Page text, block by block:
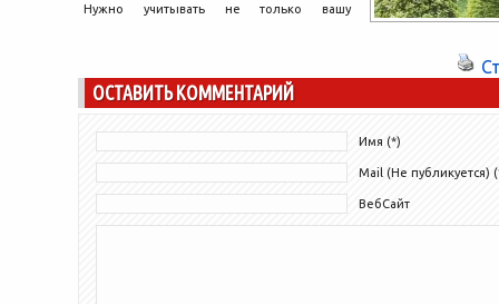
Нужно учитывать не только вашу
ОСТАВИТЬ КОММЕНТАРИЙ
Имя (*)
Mail (Не публикуется)
ВебСайт